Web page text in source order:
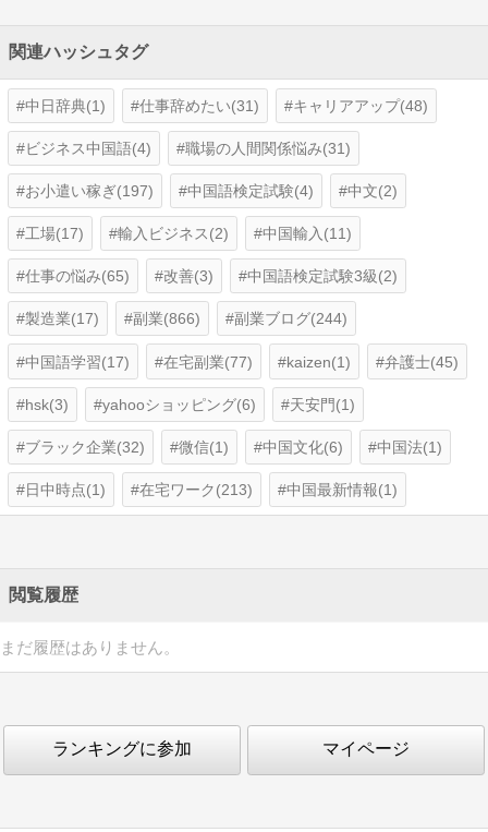
関連ハッシュタグ
中日辞典(1) 仕事辞めたい(31) キャリアアップ(48)
ビジネス中国語(4) 職場の人間関係悩み(31)
お小遣い稼ぎ(197) 中国語検定試験(4) 中文(2)
工場(17) 輸入ビジネス(2) 中国輸入(11)
仕事の悩み(65) 改善(3) 中国語検定試験3級(2)
製造業(17) 副業(866) 副業ブログ(244)
中国語学習(17) 在宅副業(77) kaizen(1) 弁護士(45)
hsk(3) yahooショッピング(6) 天安門(1)
ブラック企業(32) 微信(1) 中国文化(6) 中国法(1)
日中時点(1) 在宅ワーク(213) 中国最新情報(1)
閲覧履歴
まだ履歴はありません。
ランキングに参加 マイページ